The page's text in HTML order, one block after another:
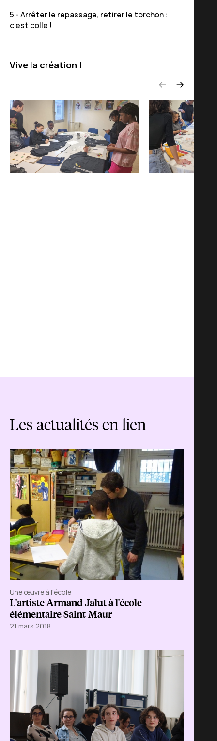
5 - Arrêter le repassage, retirer le torchon :
c'est collé !
Vive la création !
Les actualités en lien
Une œuvre à l'école
L'artiste Armand Jalut à l'école
élémentaire Saint-Maur
21 mars 2018